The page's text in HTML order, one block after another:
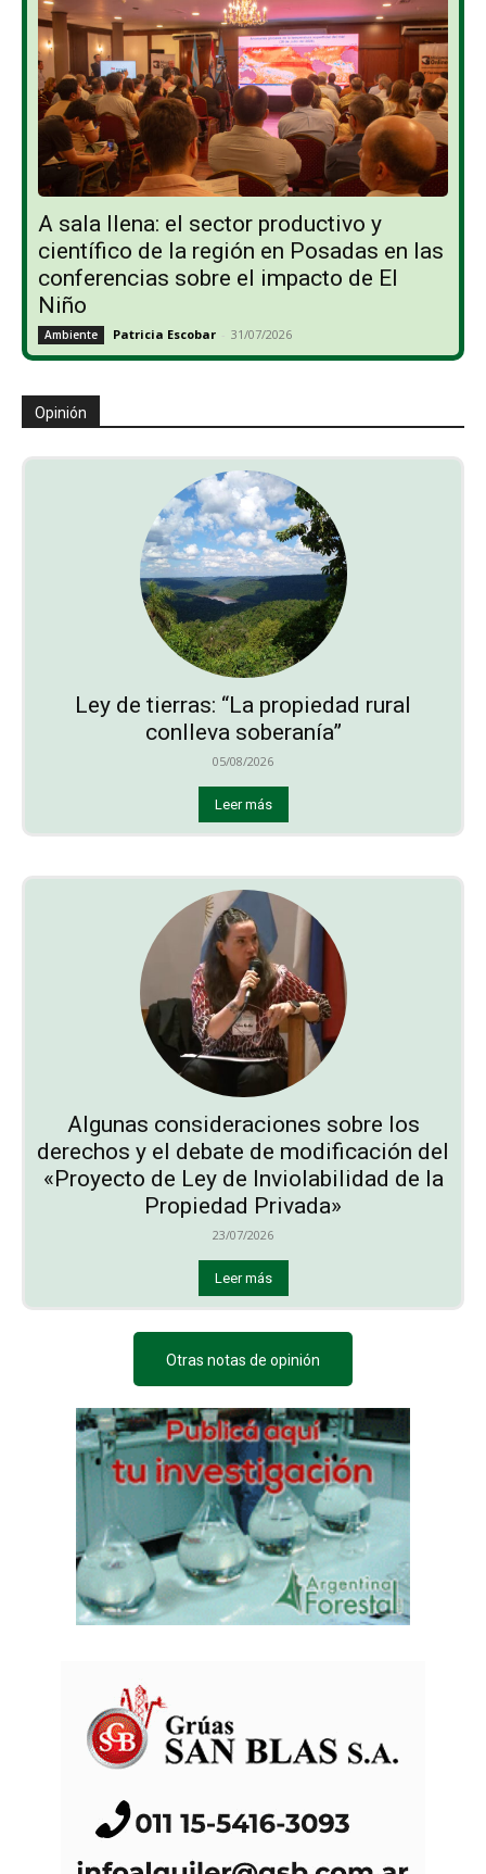
A sala llena: el sector productivo y
científico de la región en Posadas en las
conferencias sobre el impacto de El
Niño
Ambiente Patricia Escobar - 31/07/2026
Opinión
Ley de tierras: “La propiedad rural
conlleva soberanía”
05/08/2026
Leer más
Algunas consideraciones sobre los
derechos y el debate de modificación del
«Proyecto de Ley de Inviolabilidad de la
Propiedad Privada»
23/07/2026
Leer más
Otras notas de opinión